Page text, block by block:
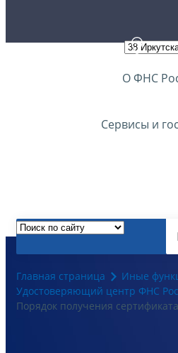
О ФНС
Сервисы и
Главная страница
Иные
Удостоверяющий центр ФНС
Порядок получения